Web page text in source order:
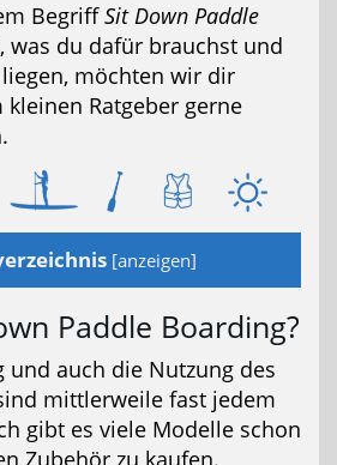
BegriffSit Down Paddle
was du dafür brauchst und
möchten wir dir
Ratgeber gerne
[anzeigen]
Paddle Boarding?
und auch die Nutzung des
mittlerweile fast jedem
gibt es viele Modelle schon